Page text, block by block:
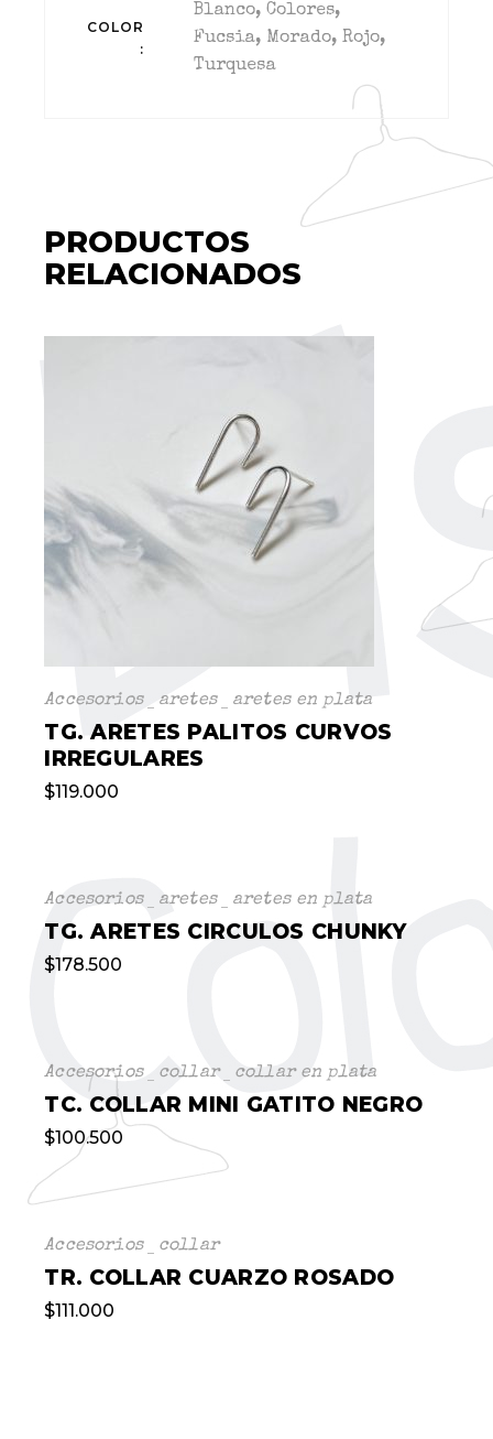
COLOR
Blanco, Colores,
Fucsia, Morado, Rojo,
Turquesa
PRODUCTOS
RELACIONADOS
Accesorios aretes aretes en plata
TG. ARETES PALITOS CURVOS
IRREGULARES
$119.000
Accesorios aretes aretes en plata
TG. ARETES CIRCULOS CHUNKY
$178.500
Accesorios collar collar en plata
TC. COLLAR MINI GATITO NEGRO
$100.500
Accesorios collar
TR. COLLAR CUARZO ROSADO
$111.000